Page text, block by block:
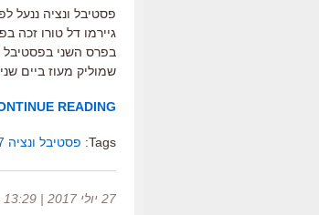
פסטיבל ונציה
בפרס השני
שמוליק מעוז ביים
READING
Tags: פסטיבל ונציה 2017
27 יולי 2017 | 13:29